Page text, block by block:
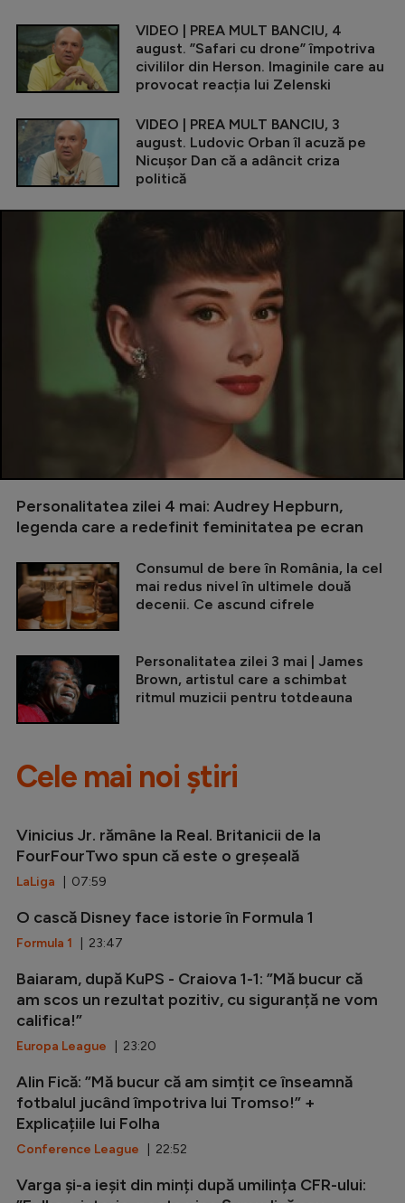
VIDEO | PREA MULT BANCIU, 4
august. ”Safari cu drone” împotriva
civililor din Herson. Imaginile care au
provocat reacția lui Zelenski
VIDEO | PREA MULT BANCIU, 3
august. Ludovic Orban îl acuză pe
Nicușor Dan că a adâncit criza
politică
Personalitatea zilei 4 mai: Audrey Hepburn,
legenda care a redefinit feminitatea pe ecran
Consumul de bere în România, la cel
mai redus nivel în ultimele două
decenii. Ce ascund cifrele
Personalitatea zilei 3 mai | James
Brown, artistul care a schimbat
ritmul muzicii pentru totdeauna
Cele mai noi știri
Vinicius Jr. rămâne la Real. Britanicii de la
FourFourTwo spun că este o greșeală
LaLiga | 07:59
O cască Disney face istorie în Formula 1
Formula 1 | 23:47
Baiaram, după KuPS - Craiova 1-1: ”Mă bucur că
am scos un rezultat pozitiv, cu siguranță ne vom
califica!”
Europa League | 23:20
Alin Fică: ”Mă bucur că am simțit ce înseamnă
fotbalul jucând împotriva lui Tromso!” +
Explicațiile lui Folha
Conference League | 22:52
Varga și-a ieșit din minți după umilința CFR-ului: